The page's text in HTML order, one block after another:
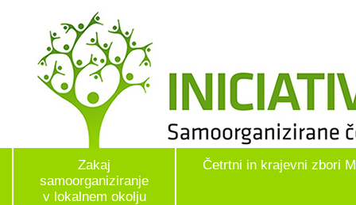
Zakaj
samoorganiziranje
v lokalnem okolju
Četrtni in krajevni zbori